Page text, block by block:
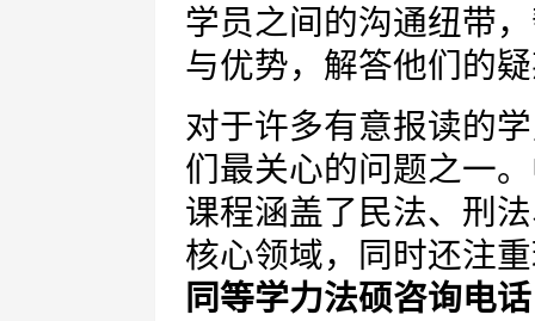
学员之间的沟通纽带
与优势，解答他们的
对于许多有意报读的
们最关心的问题之一
课程涵盖了民法、刑
核心领域，同时还注
同等学力法硕咨询电话